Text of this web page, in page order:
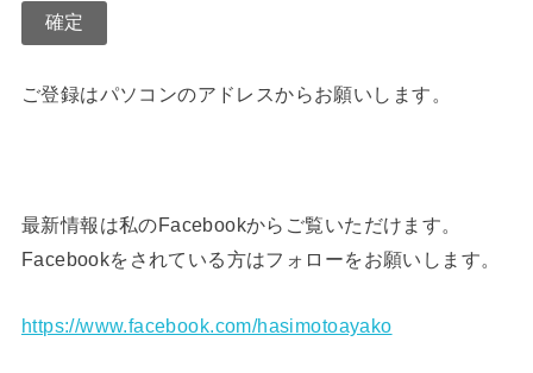
ご登録はパソコンのアドレスからお願いします。
最新情報は私のFacebookからご覧いただけます。
Facebookをされている方はフォローをお願いします。
https://www.facebook.com/hasimotoayako